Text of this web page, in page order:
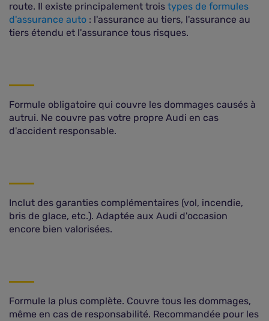
route. Il existe principalement trois types de formules
d'assurance auto : l'assurance au tiers, l'assurance au
tiers étendu et l'assurance tous risques.
Formule obligatoire qui couvre les dommages causés à
autrui. Ne couvre pas votre propre Audi en cas
d'accident responsable.
Inclut des garanties complémentaires (vol, incendie,
bris de glace, etc.). Adaptée aux Audi d'occasion
encore bien valorisées.
Formule la plus complète. Couvre tous les dommages,
même en cas de responsabilité. Recommandée pour les